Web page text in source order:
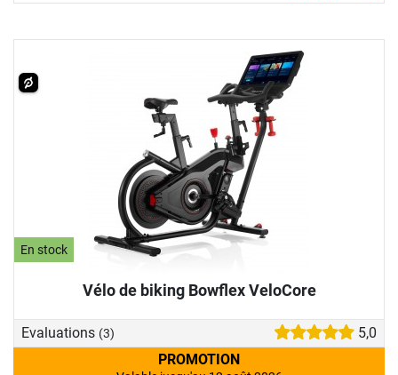
En stock
Vélo de biking Bowflex VeloCore
Evaluations (3)
5,0
PROMOTION